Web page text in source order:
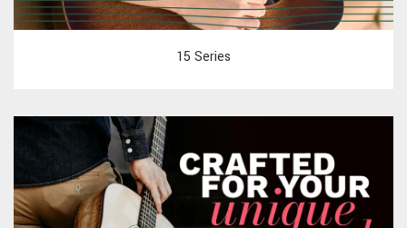
15 Series